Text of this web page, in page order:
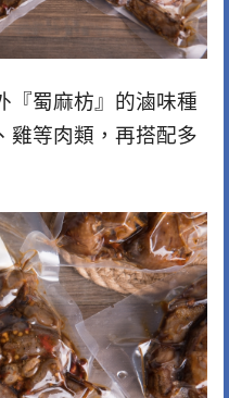
『蜀麻枋』的滷味種
雞等肉類，再搭配多